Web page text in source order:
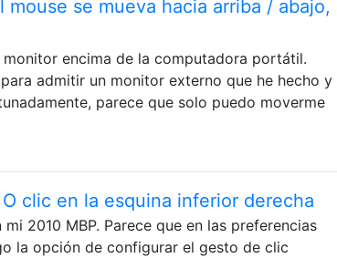
se mueva hacia arriba / abajo,
encima de la computadora portátil.
admitir un monitor externo que he hecho y
parece que solo puedo moverme
clic en la esquina inferior derecha
2010 MBP. Parece que en las preferencias
la opción de configurar el gesto de clic